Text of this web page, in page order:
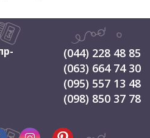
(044) 228 48 85
(063) 664 74 30
(095) 557 13 48
(098) 850 37 78